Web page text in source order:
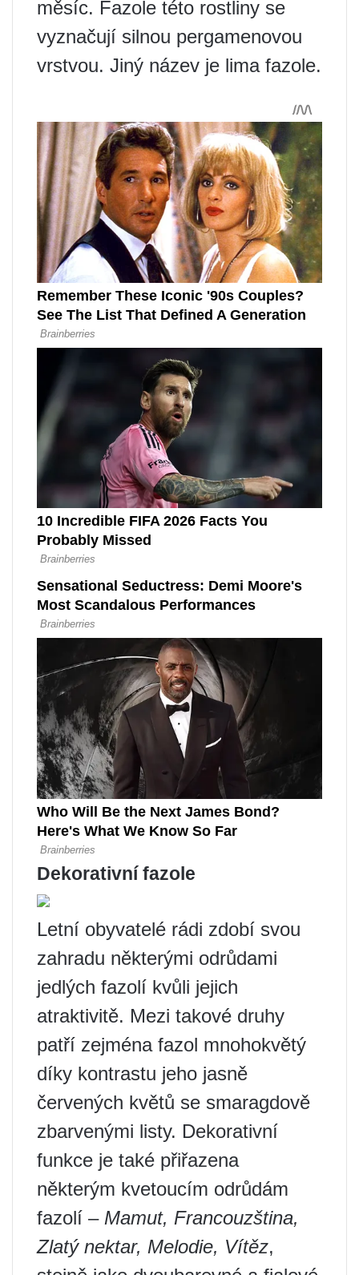
měsíc. Fazole této rostliny se
vyznačují silnou pergamenovou
vrstvou. Jiný název je lima fazole.
Dekorativní fazole
Letní obyvatelé rádi zdobí svou
zahradu některými odrůdami
jedlých fazolí kvůli jejich
atraktivitě. Mezi takové druhy
patří zejména fazol mnohokvětý
díky kontrastu jeho jasně
červených květů se smaragdově
zbarvenými listy. Dekorativní
funkce je také přiřazena
některým kvetoucím odrůdám
fazolí – Mamut, Francouzština,
Zlatý nektar, Melodie, Vítěz,